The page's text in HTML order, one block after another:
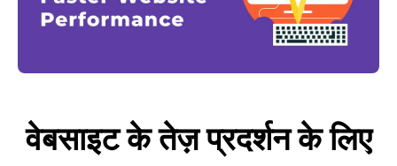
वेबसाइट के तेज़ प्रदर्शन के लिए